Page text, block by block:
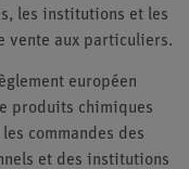
les institutions et les
vente aux particuliers.
européen
produits chimiques
commandes des
et des institutions